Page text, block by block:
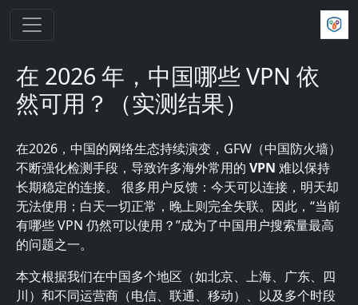
在 2026 年，中国哪些 VPN 依
然可用？（实测结果）
在2026，中国的网络生态持续演变，GFW（中国防火墙）
不断强化检测手段，导致许多海外常用的 VPN 难以保持
长期稳定的连接。 很多用户反馈：今天可以连接，明天却
无法使用；白天一切正常，晚上则完全失联。因此，“当前
有哪些 VPN 仍然可以使用？”成为了中国用户搜索量最高
的问题之一。
本文根据我们在中国多个地区（如北京、上海、广东、四
川）和不同运营商（电信、联通、移动）、以及多个时段